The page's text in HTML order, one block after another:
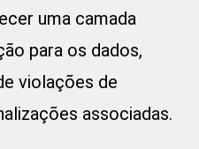
uma camada
para os dados,
violações de
associadas.